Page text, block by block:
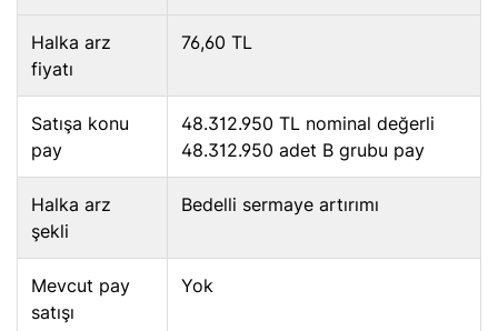
Halka arz
fiyatı
76,60 TL
Satışa konu
pay
48.312.950 TL nominal değerli
48.312.950 adet B grubu pay
Halka arz
şekli
Bedelli sermaye artırımı
Mevcut pay
satışı
Yok